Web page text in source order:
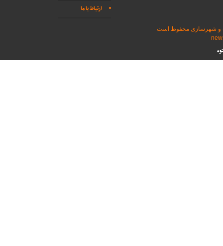
ارتباط با ما
و شهرسازی محفوظ است